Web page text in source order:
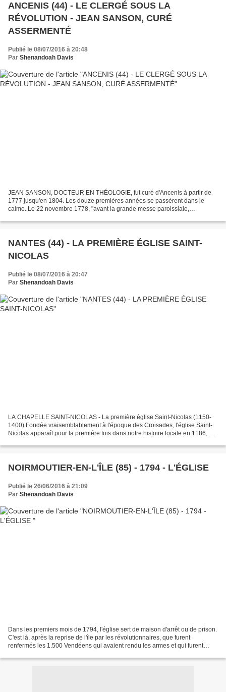
ANCENIS (44) - LE CLERGÉ SOUS LA
RÉVOLUTION - JEAN SANSON, CURÉ
ASSERMENTÉ
Publié le 08/07/2016 à 20:48
Par Shenandoah Davis
JEAN SANSON, DOCTEUR EN THÉOLOGIE, fut curé d'Ancenis à partir de
1777 jusqu'en 1804. Les douze premières années se passèrent dans le
calme. Le 22 novembre 1778, "avant la grande messe paroissiale,
NANTES (44) - LA PREMIÈRE ÉGLISE SAINT-
NICOLAS
Publié le 08/07/2016 à 20:47
Par Shenandoah Davis
LA CHAPELLE SAINT-NICOLAS - La première église Saint-Nicolas (1150-
1400) Fondée vraisemblablement à l'époque des Croisades, l'église Saint-
Nicolas apparaît pour la première fois dans notre histoire locale en 1186, à
NOIRMOUTIER-EN-L'ÎLE (85) - 1794 - L'ÉGLISE
Publié le 26/06/2016 à 21:09
Par Shenandoah Davis
Dans les premiers mois de 1794, l'église sert de maison d'arrêt ou de prison.
C'est là, après la reprise de l'île par les révolutionnaires, que furent
renfermés les 1.500 Vendéens qui avaient rendu les armes et qui furent